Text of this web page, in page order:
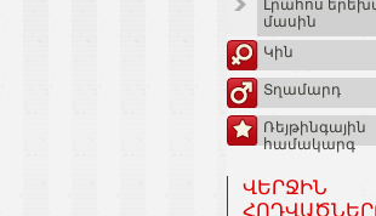
Լրահոս
մասին
Կին
Տղամարդ
Ռեյթինգային
համակարգ
ՎԵՐՋԻՆ